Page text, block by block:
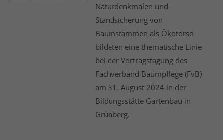
Naturdenkmalen und
Standsicherung von
Baumstämmen als Ökotorso
bildeten eine thematische Linie
bei der Vortragstagung des
Fachverband Baumpflege (FvB)
am 31. August 2024 in der
Bildungsstätte Gartenbau in
Grünberg.